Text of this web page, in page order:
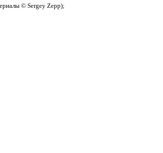
© Sergey Zepp);